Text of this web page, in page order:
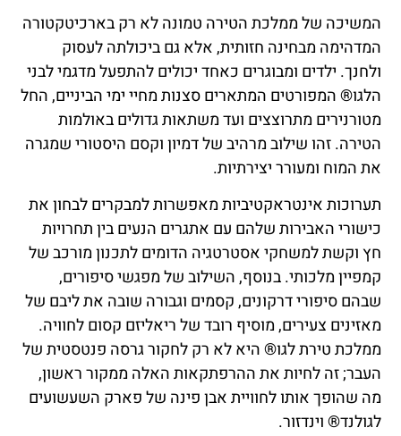
המשיכה של ממלכת הטירה טמונה לא רק בארכיטקטורה
המדהימה מבחינה חזותית, אלא גם ביכולתה לעסוק
ולחנך. ילדים ומבוגרים כאחד יכולים להתפעל מדגמי לבני
הלגו® המפורטים המתארים סצנות מחיי ימי הביניים, החל
מטורנירים מתרוצצים ועד משתאות גדולים באולמות
הטירה. זהו שילוב מרהיב של דמיון וקסם היסטורי שמגרה
את המוח ומעורר יצירתיות.
תערוכות אינטראקטיביות מאפשרות למבקרים לבחון את
כישורי האבירות שלהם עם אתגרים הנעים בין תחרויות
חץ וקשת למשחקי אסטרטגיה הדומים לתכנון מורכב של
קמפיין מלכותי. בנוסף, השילוב של מפגשי סיפורים,
שבהם סיפורי דרקונים, קסמים וגבורה שובה את ליבם של
מאזינים צעירים, מוסיף רובד של ריאליזם קסום לחוויה.
ממלכת טירת לגו® היא לא רק לחקור גרסה פנטסטית של
העבר; זה לחיות את ההרפתקאות האלה ממקור ראשון,
מה שהופך אותו לחוויית אבן פינה של פארק השעשועים
לגולנד® וינדזור.